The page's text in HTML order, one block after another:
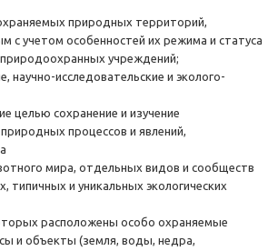
природных территорий,
с учетом особенностей их режима и статуса
учреждений;
научно-исследовательские и эколого-
целью сохранение и изучение
процессов и явлений,
мира, отдельных видов и сообществ
типичных и уникальных экологических
расположены особо охраняемые
и объекты (земля, воды, недра,